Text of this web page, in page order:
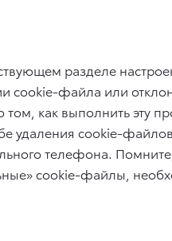
разделе
cookie-файла или
как выполнить эту
удаления cookie-
телефона.
cookie-файлы,